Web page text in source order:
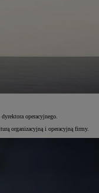
operacyjnego.
organizacyjną i operacyjną firmy.